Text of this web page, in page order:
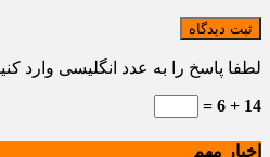
ثبت دیدگاه
لطفا پاسخ را به عدد انگلیسی وارد
14 + 6 =
اخبار مهم